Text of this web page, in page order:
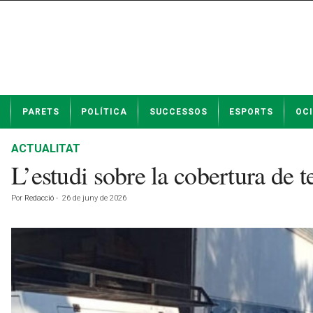
t
PARETS POLÍTICA SUCCESSOS ESPORTS OCI
ACTUALITAT
L’estudi sobre la cobertura de
Por Redacció - 26 de juny de 2026